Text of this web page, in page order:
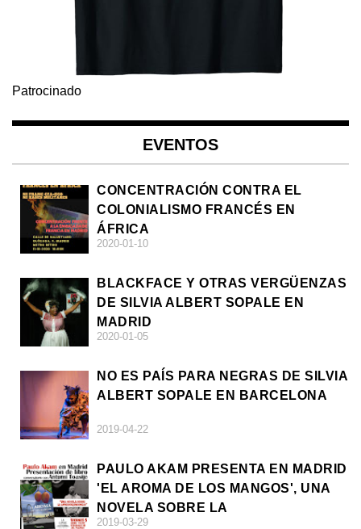
Patrocinado
EVENTOS
CONCENTRACIÓN CONTRA EL
COLONIALISMO FRANCÉS EN
ÁFRICA
2020-01-10
BLACKFACE Y OTRAS VERGÜENZAS
DE SILVIA ALBERT SOPALE EN
MADRID
2020-01-05
NO ES PAÍS PARA NEGRAS DE SILVIA
ALBERT SOPALE EN BARCELONA
2019-04-22
PAULO AKAM PRESENTA EN MADRID
'EL AROMA DE LOS MANGOS', UNA
NOVELA SOBRE LA
2019-03-29